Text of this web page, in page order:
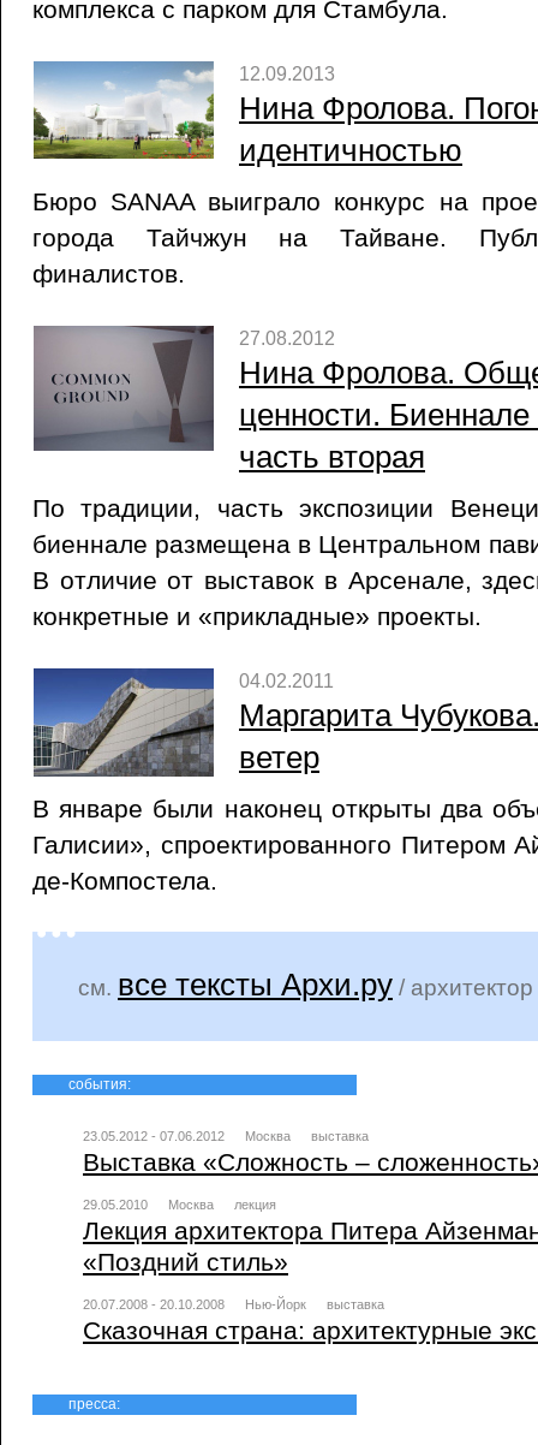
комплекса с парком для Стамбула.
12.09.2013
Нина Фролова.
идентичностью
Бюро SANAA выиграло конкурс на
города Тайчжун на Тайване.
финалистов.
27.08.2012
Нина Фролова.
ценности.
часть вторая
По традиции, часть экспозиции
биеннале размещена в Центральном
В отличие от выставок в Арсенале,
конкретные и «прикладные» проекты.
04.02.2011
Маргарита
ветер
В январе были наконец открыты два
Галисии», спроектированного Питером
де-Компостела.
см. все тексты Архи.ру /
события:
23.05.2012 - 07.06.2012 Москва выставка
Выставка «Сложность –
29.05.2010 Москва лекция
Лекция архитектора Питера
«Поздний стиль»
20.07.2008 - 20.10.2008 Нью-Йорк выставка
Сказочная страна: архитектурные
пресса: